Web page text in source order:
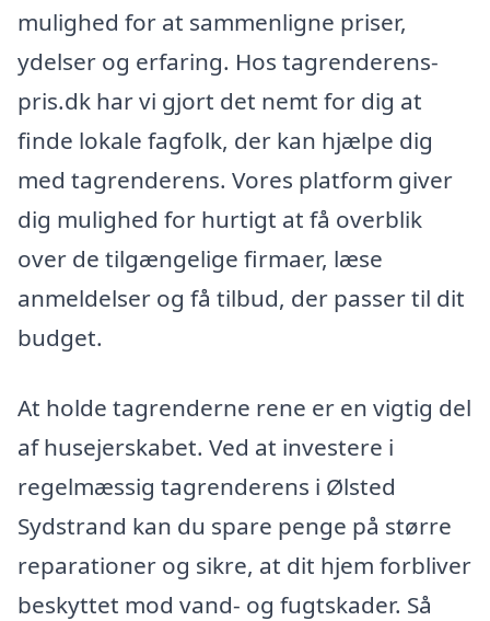
mulighed for at sammenligne priser,
ydelser og erfaring. Hos tagrenderens-
pris.dk har vi gjort det nemt for dig at
finde lokale fagfolk, der kan hjælpe dig
med tagrenderens. Vores platform giver
dig mulighed for hurtigt at få overblik
over de tilgængelige firmaer, læse
anmeldelser og få tilbud, der passer til dit
budget.
At holde tagrenderne rene er en vigtig del
af husejerskabet. Ved at investere i
regelmæssig tagrenderens i Ølsted
Sydstrand kan du spare penge på større
reparationer og sikre, at dit hjem forbliver
beskyttet mod vand- og fugtskader. Så